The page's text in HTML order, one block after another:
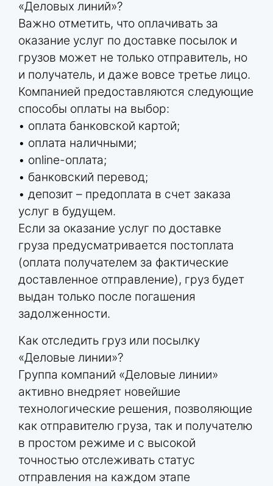
«Деловых линий»?
Важно отметить, что оплачивать за
оказание услуг по доставке посылок и
грузов может не только отправитель, но
и получатель, и даже вовсе третье лицо.
Компанией предоставляются следующие
способы оплаты на выбор:
• оплата банковской картой;
• оплата наличными;
• online-оплата;
• банковский перевод;
• депозит – предоплата в счет заказа
услуг в будущем.
Если за оказание услуг по доставке
груза предусматривается постоплата
(оплата получателем за фактические
доставленное отправление), груз будет
выдан только после погашения
задолженности.
Как отследить груз или посылку
«Деловые линии»?
Группа компаний «Деловые линии»
активно внедряет новейшие
технологические решения, позволяющие
как отправителю груза, так и получателю
в простом режиме и с высокой
точностью отслеживать статус
отправления на каждом этапе